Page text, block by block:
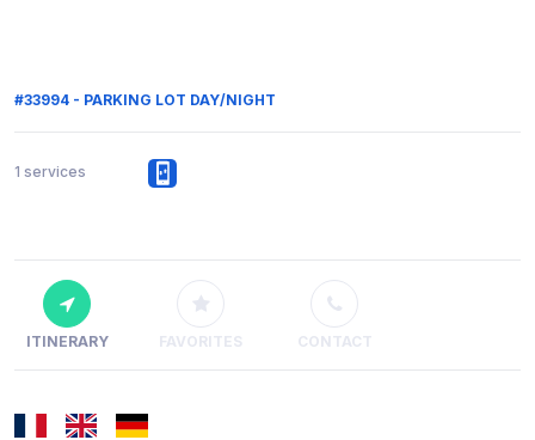
#33994 - PARKING LOT DAY/NIGHT
1 services
ITINERARY FAVORITES CONTACT